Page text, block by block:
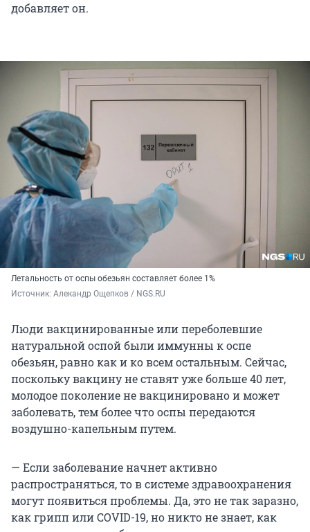
добавляет он.
Летальность от оспы обезьян составляет более 1%
Источник: Алекандр Ощепков / NGS.RU
Люди вакцинированные или переболевшие
натуральной оспой были иммунны к оспе
обезьян, равно как и ко всем остальным. Сейчас,
поскольку вакцину не ставят уже больше 40 лет,
молодое поколение не вакцинировано и может
заболевать, тем более что оспы передаются
воздушно-капельным путем.
— Если заболевание начнет активно
распространяться, то в системе здравоохранения
могут появиться проблемы. Да, это не так заразно,
как грипп или COVID-19, но никто не знает, как